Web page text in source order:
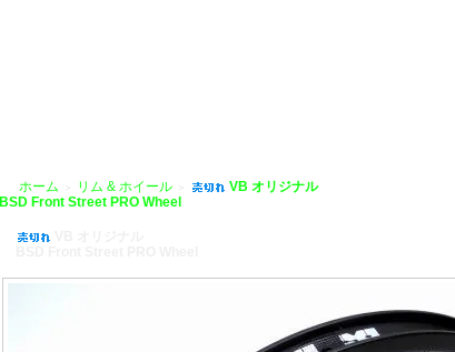
ホーム リム & ホイール
VB オリジナル
BSD Front Street PRO Wheel